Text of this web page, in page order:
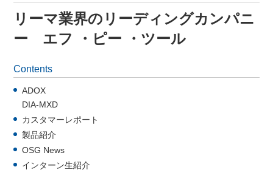
リーマ業界のリーディングカンパニ
ー エフ ・ピー ・ツール
Contents
ADOX
DIA-MXD
カスタマーレポート
製品紹介
OSG News
インターン生紹介